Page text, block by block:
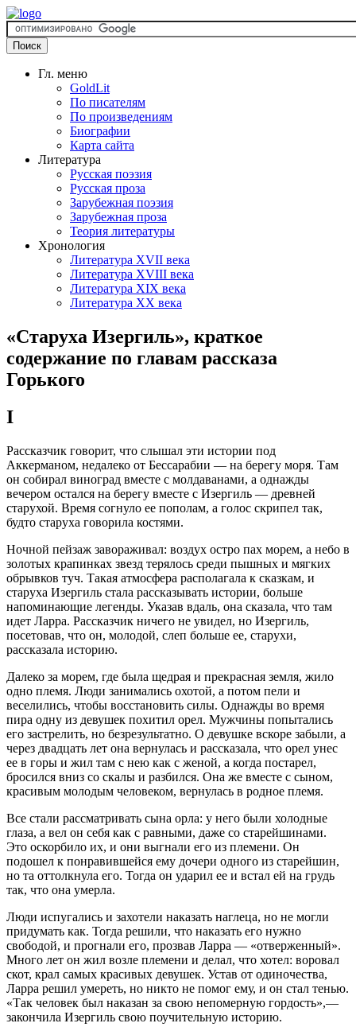
Гл. меню
GoldLit
По писателям
По произведениям
Биографии
Карта сайта
Литература
Русская поэзия
Русская проза
Зарубежная поэзия
Зарубежная проза
Теория литературы
Хронология
Литература XVII века
Литература XVIII века
Литература XIX века
Литература XX века
«Старуха Изергиль», краткое
содержание по главам рассказа
Горького
I
Рассказчик говорит, что слышал эти истории под
Аккерманом, недалеко от Бессарабии — на берегу моря. Там
он собирал виноград вместе с молдаванами, а однажды
вечером остался на берегу вместе с Изергиль — древней
старухой. Время согнуло ее пополам, а голос скрипел так,
будто старуха говорила костями.
Ночной пейзаж завораживал: воздух остро пах морем, а небо в
золотых крапинках звезд терялось среди пышных и мягких
обрывков туч. Такая атмосфера располагала к сказкам, и
старуха Изергиль стала рассказывать истории, больше
напоминающие легенды. Указав вдаль, она сказала, что там
идет Ларра. Рассказчик ничего не увидел, но Изергиль,
посетовав, что он, молодой, слеп больше ее, старухи,
рассказала историю.
Далеко за морем, где была щедрая и прекрасная земля, жило
одно племя. Люди занимались охотой, а потом пели и
веселились, чтобы восстановить силы. Однажды во время
пира одну из девушек похитил орел. Мужчины попытались
его застрелить, но безрезультатно. О девушке вскоре забыли, а
через двадцать лет она вернулась и рассказала, что орел унес
ее в горы и жил там с нею как с женой, а когда постарел,
бросился вниз со скалы и разбился. Она же вместе с сыном,
красивым молодым человеком, вернулась в родное племя.
Все стали рассматривать сына орла: у него были холодные
глаза, а вел он себя как с равными, даже со старейшинами.
Это оскорбило их, и они выгнали его из племени. Он
подошел к понравившейся ему дочери одного из старейшин,
но та оттолкнула его. Тогда он ударил ее и встал ей на грудь
так, что она умерла.
Люди испугались и захотели наказать наглеца, но не могли
придумать как. Тогда решили, что наказать его нужно
свободой, и прогнали его, прозвав Ларра — «отверженный».
Много лет он жил возле племени и делал, что хотел: воровал
скот, крал самых красивых девушек. Устав от одиночества,
Ларра решил умереть, но никто не помог ему, и он стал тенью.
«Так человек был наказан за свою непомерную гордость»,—
закончила Изергиль свою поучительную историю.